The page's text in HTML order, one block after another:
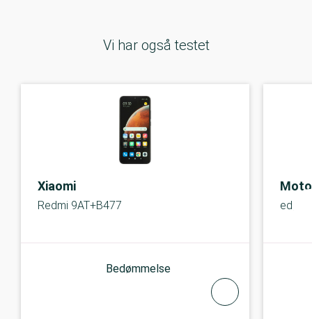
Vi har også testet
Xiaomi
Redmi 9AT+B477
Bedømmelse
edge